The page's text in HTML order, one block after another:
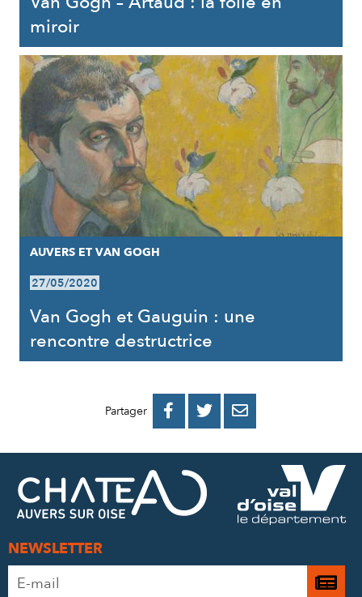
miroir
AUVERS ET VAN GOGH
27/05/2020
Van Gogh et Gauguin : une
rencontre destructrice
Partager 
PARTAGER
FACEBOOK
PARTAGER
PARTAGER
MAIL
NEWSLETTER
Adresse
Je